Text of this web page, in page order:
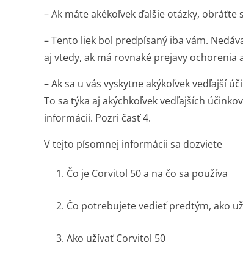
– Ak máte akékoľvek ďalšie otázky, obráťte
– Tento liek bol predpísaný iba vám.
aj vtedy, ak má rovnaké prejavy ochorenia
– Ak sa u vás vyskytne akýkoľvek vedľajší
To sa týka aj akýchkoľvek vedľajších
informácii. Pozri časť 4.
V tejto písomnej informácii sa dozviete
1. Čo je Corvitol 50 a na čo sa používa
2. Čo potrebujete vedieť predtým, ako
3. Ako užívať Corvitol 50